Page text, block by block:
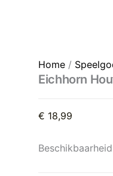
Home /
Eichhorn
€ 18,99
Eichhorn Houten